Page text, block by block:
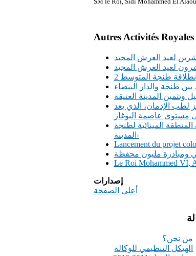
Autres Activités Royales
لعيد العرش المجيد
لعيد العرش المجيد
طنجة المتوسط 2
طنجة والدار البيضاء
وتثمين المدينة العتيقة
الإدمان، الذي يعد
المينائية لطنجة
-المدينة
Lancement du projet
ومبادرة مليون محفظة
Le Roi Mohammed VI,
إصدارات
أعلى الصفحة
من نحن؟
الهيكل التنظيمي للوكالة